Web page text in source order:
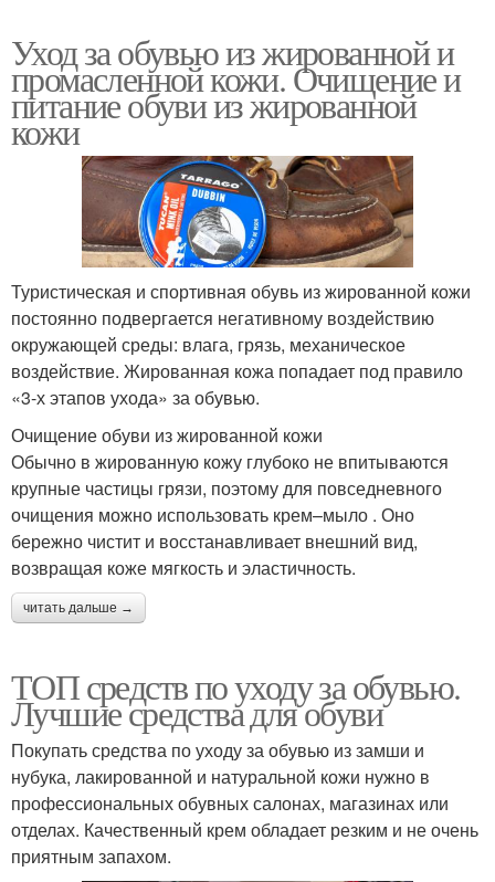
Уход за обувью из жированной и
промасленной кожи. Очищение и
питание обуви из жированной
кожи
Туристическая и спортивная обувь из жированной кожи
постоянно подвергается негативному воздействию
окружающей среды: влага, грязь, механическое
воздействие. Жированная кожа попадает под правило
«3-х этапов ухода» за обувью.
Очищение обуви из жированной кожи
Обычно в жированную кожу глубоко не впитываются
крупные частицы грязи, поэтому для повседневного
очищения можно использовать крем–мыло . Оно
бережно чистит и восстанавливает внешний вид,
возвращая коже мягкость и эластичность.
читать дальше →
ТОП средств по уходу за обувью.
Лучшие средства для обуви
Покупать средства по уходу за обувью из замши и
нубука, лакированной и натуральной кожи нужно в
профессиональных обувных салонах, магазинах или
отделах. Качественный крем обладает резким и не очень
приятным запахом.